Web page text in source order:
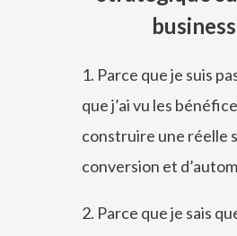
1. Parce que je suis
que j’ai vu les
construire une réelle
conversion et
2. Parce que je sais